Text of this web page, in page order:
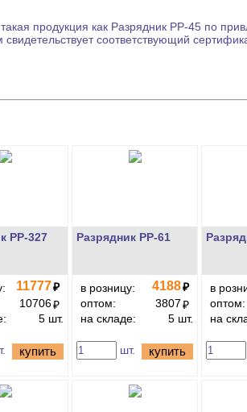
продукция как Разрядник РР-45 по
соответствующий
РР-327
11777₽
10706₽
5 шт.
купить
Разрядник РР-61
в розницу: 4188₽
оптом:
3807₽
на складе:
5 шт.
шт. купить
в
оптом:
на